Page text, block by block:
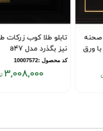
تابلو طلا کوب زرکات طرح این
نیز بگذرد مدل a47
کد محصول :10007572
3,008,000